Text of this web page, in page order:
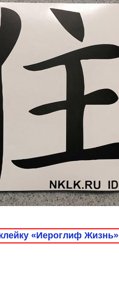
«Иероглиф Жизнь»